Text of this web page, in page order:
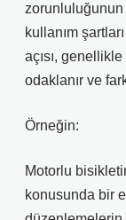
zorunluluğunun
kullanım
açısı,
odaklanır ve
Örneğin:
Motorlu
konusunda bir